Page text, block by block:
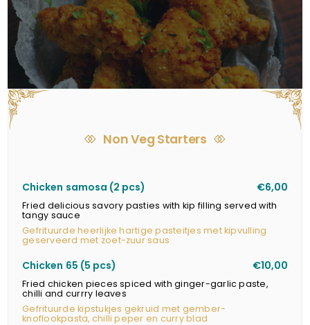
Non Veg Starters
Chicken samosa (2 pcs) €6,00
Fried delicious savory pasties with kip filling served with
tangy sauce
Gefrituurde heerlijke hartige pasteitjes met kipvulling
geserveerd met zoet-zuur saus
Chicken 65 (5 pcs) €10,00
Fried chicken pieces spiced with ginger-garlic paste,
chilli and currry leaves
Gefrituurde kipstukjes gekruid met gember-
knoflookpasta, chilli peper en curry blad